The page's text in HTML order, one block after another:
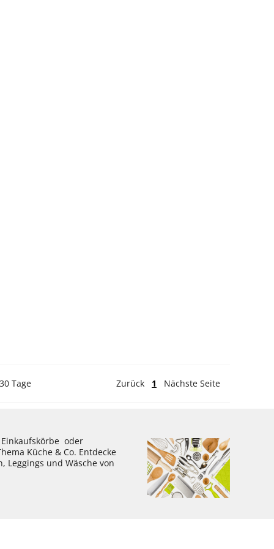
Tage Zurück 1 Nächste Seite
oder
Küche & Co. Entdecke
Leggings und Wäsche von